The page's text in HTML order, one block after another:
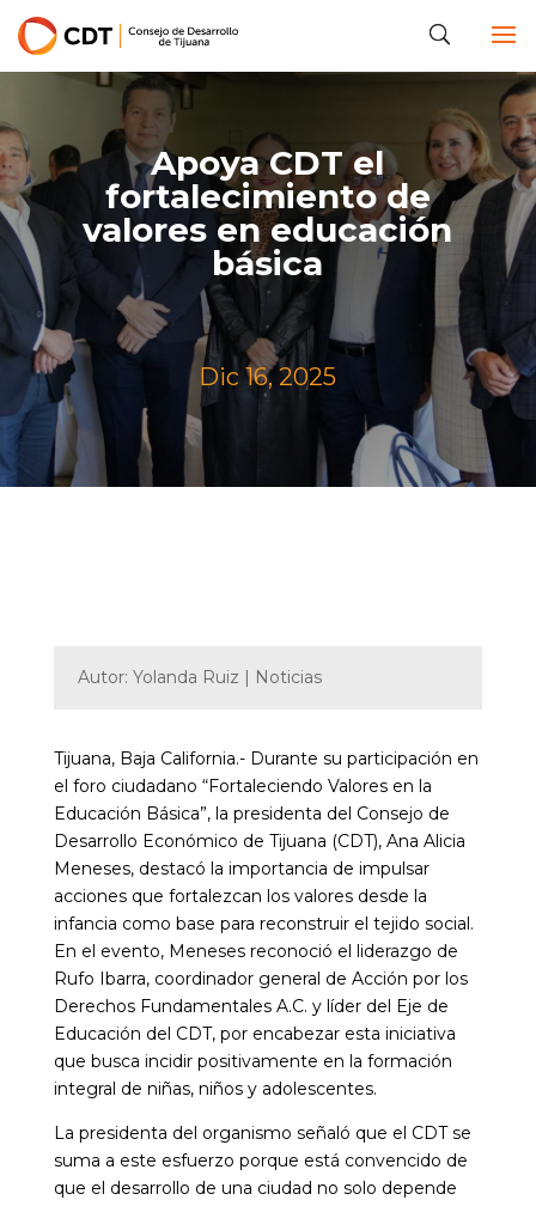
Apoya CDT el
fortalecimiento de
valores en educación
básica
Dic 16, 2025
Autor: Yolanda Ruiz | Noticias
Tijuana, Baja California.- Durante su participación en
el foro ciudadano “Fortaleciendo Valores en la
Educación Básica”, la presidenta del Consejo de
Desarrollo Económico de Tijuana (CDT), Ana Alicia
Meneses, destacó la importancia de impulsar
acciones que fortalezcan los valores desde la
infancia como base para reconstruir el tejido social.
En el evento, Meneses reconoció el liderazgo de
Rufo Ibarra, coordinador general de Acción por los
Derechos Fundamentales A.C. y líder del Eje de
Educación del CDT, por encabezar esta iniciativa
que busca incidir positivamente en la formación
integral de niñas, niños y adolescentes.
La presidenta del organismo señaló que el CDT se
suma a este esfuerzo porque está convencido de
que el desarrollo de una ciudad no solo depende